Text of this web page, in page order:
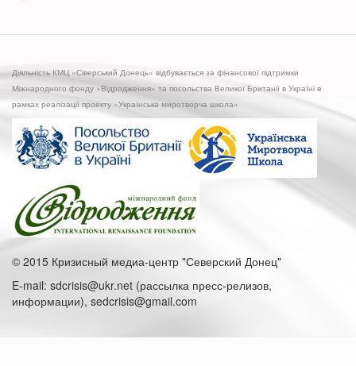
Діяльність КМЦ «Сіверський Донець» відбувається за фінансової підтримки
Міжнародного фонду «Відродження» та посольства Великої Британії в Україні в
рамках реалізації проекту «Українська миротворча школа»
© 2015 Кризисный медиа-центр "Северский Донец"
E-mail: sdcrisis@ukr.net (рассылка пресс-релизов,
информации), sedcrisis@gmail.com